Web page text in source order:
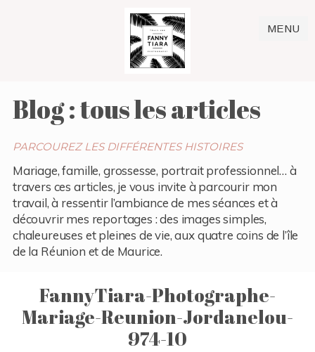
MENU
Blog : tous les articles
PARCOUREZ LES DIFFÉRENTES HISTOIRES
Mariage, famille, grossesse, portrait professionnel… à
travers ces articles, je vous invite à parcourir mon
travail, à ressentir l’ambiance de mes séances et à
découvrir mes reportages : des images simples,
chaleureuses et pleines de vie, aux quatre coins de l’île
de la Réunion et de Maurice.
FannyTiara-Photographe-
Mariage-Reunion-Jordanelou-
974-10